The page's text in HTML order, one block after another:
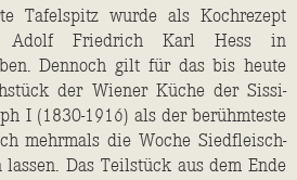
Tafelspitz wurde als Kochrezept
Adolf Friedrich Karl Hess in
Dennoch gilt für das bis heute
der Wiener Küche der Sissi-
I (1830-1916) als der berühmteste
mehrmals die Woche Sied­fleisch­
Das Teilstück aus dem Ende